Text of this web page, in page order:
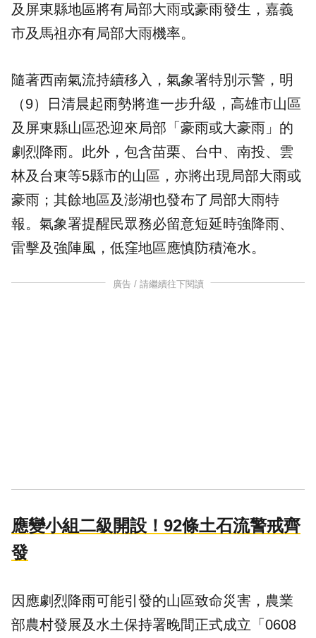
及屏東縣地區將有局部大雨或豪雨發生，嘉義
市及馬祖亦有局部大雨機率。
隨著西南氣流持續移入，氣象署特別示警，明
（9）日清晨起雨勢將進一步升級，高雄市山區
及屏東縣山區恐迎來局部「豪雨或大豪雨」的
劇烈降雨。此外，包含苗栗、台中、南投、雲
林及台東等5縣市的山區，亦將出現局部大雨或
豪雨；其餘地區及澎湖也發布了局部大雨特
報。氣象署提醒民眾務必留意短延時強降雨、
雷擊及強陣風，低窪地區應慎防積淹水。
廣告 / 請繼續往下閱讀
應變小組二級開設！92條土石流警戒齊
發
因應劇烈降雨可能引發的山區致命災害，農業
部農村發展及水土保持署晚間正式成立「0608